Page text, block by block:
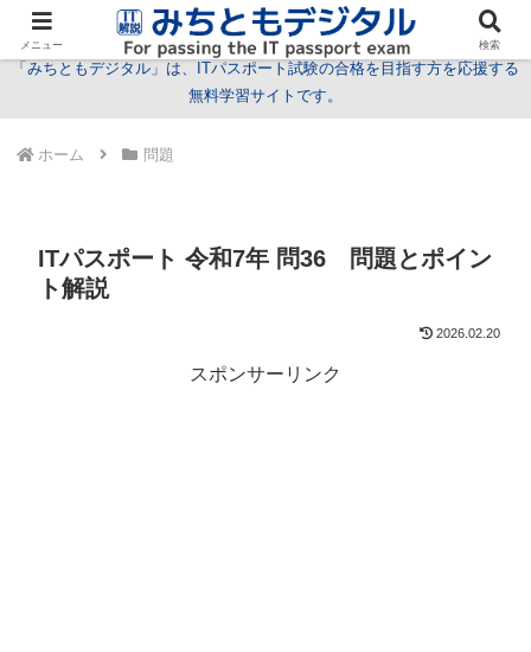
試験情報 学習方法 用語 問題 特集 お問い合わせ
「みちともデジタル」は、ITパスポート試験の合格を目指す方を応援する
無料学習サイトです。
ホーム 問題
ITパスポート 令和7年 問36 問題とポイン
ト解説
2026.02.20
スポンサーリンク
メニュー 検索